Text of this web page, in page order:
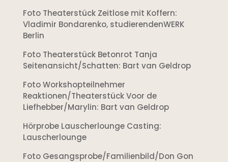
Foto Theaterstück Zeitlose mit Koffern:
Vladimir Bondarenko, studierendenWERK
Berlin
Foto Theaterstück Betonrot Tanja
Seitenansicht/Schatten: Bart van Geldrop
Foto Workshopteilnehmer
Reaktionen/Theaterstück Voor de
Liefhebber/Marylin: Bart van Geldrop
Hörprobe Lauscherlounge Casting:
Lauscherlounge
Foto Gesangsprobe/Familienbild/Don Gon